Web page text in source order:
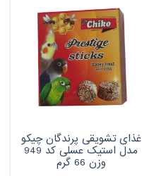
غذای تشویقی پرندگان چیکو
مدل استیک عسلی کد 949
وزن 66 گرم